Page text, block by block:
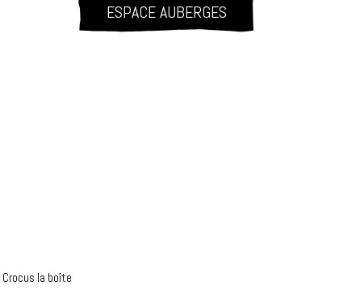
ESPACE AUBERGES
Crocus la boîte